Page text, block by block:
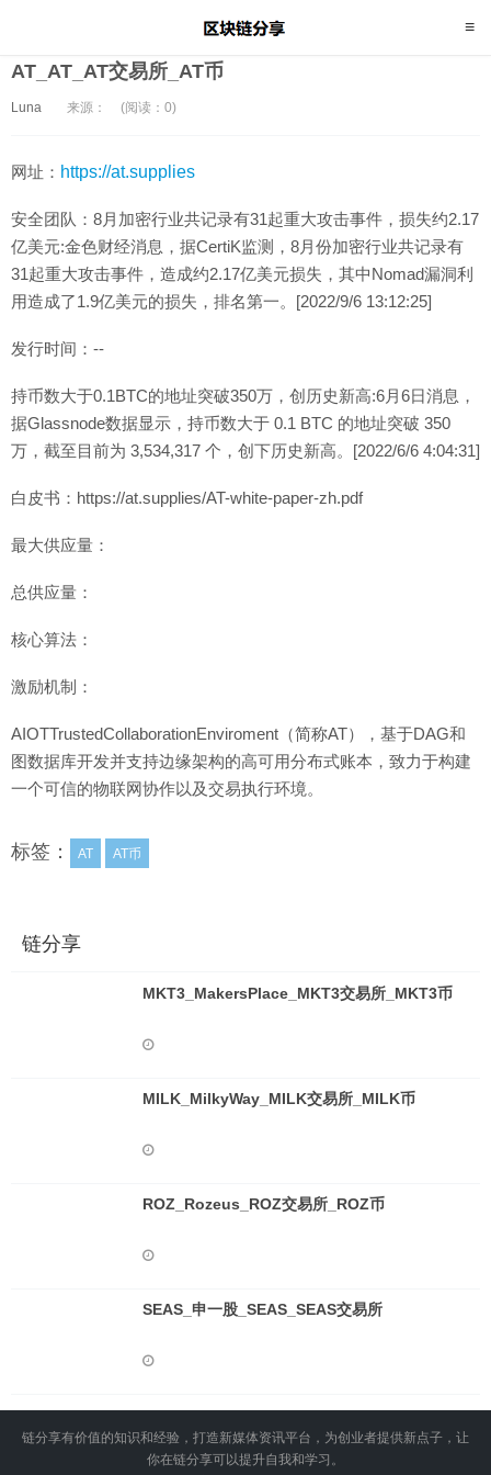
AT_AT_AT交易所_AT币
Luna 来源： (阅读：0)
网址： https://at.supplies
安全团队：8月加密行业共记录有31起重大攻击事件，损失约2.17
亿美元:金色财经消息，据CertiK监测，8月份加密行业共记录有
31起重大攻击事件，造成约2.17亿美元损失，其中Nomad漏洞利
用造成了1.9亿美元的损失，排名第一。[2022/9/6 13:12:25]
发行时间：--
持币数大于0.1BTC的地址突破350万，创历史新高:6月6日消息，
据Glassnode数据显示，持币数大于 0.1 BTC 的地址突破 350
万，截至目前为 3,534,317 个，创下历史新高。[2022/6/6 4:04:31]
白皮书：https://at.supplies/AT-white-paper-zh.pdf
最大供应量：
总供应量：
核心算法：
激励机制：
AIOTTrustedCollaborationEnviroment（简称AT），基于DAG和
图数据库开发并支持边缘架构的高可用分布式账本，致力于构建
一个可信的物联网协作以及交易执行环境。
标签： AT AT币
链分享
MKT3_MakersPlace_MKT3交易所_MKT3币
MILK_MilkyWay_MILK交易所_MILK币
ROZ_Rozeus_ROZ交易所_ROZ币
SEAS_申一股_SEAS_SEAS交易所
链分享有价值的知识和经验，打造新媒体资讯平台，为创业者提供新点子，让
你在链分享可以提升自我和学习。